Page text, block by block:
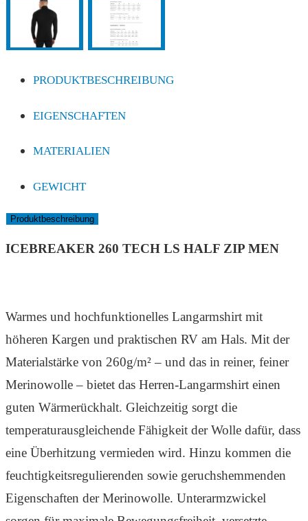
PRODUKTBESCHREIBUNG
EIGENSCHAFTEN
MATERIALIEN
GEWICHT
Produktbeschreibung
ICEBREAKER 260 TECH LS HALF ZIP MEN
Warmes und hochfunktionelles Langarmshirt mit
höheren Kargen und praktischen RV am Hals. Mit der
Materialstärke von 260g/m² – und das in reiner, feiner
Merinowolle – bietet das Herren-Langarmshirt einen
guten Wärmerückhalt. Gleichzeitig sorgt die
temperaturausgleichende Fähigkeit der Wolle dafür, dass
eine Überhitzung vermieden wird. Hinzu kommen die
feuchtigkeitsregulierenden sowie geruchshemmenden
Eigenschaften der Merinowolle. Unterarmzwickel